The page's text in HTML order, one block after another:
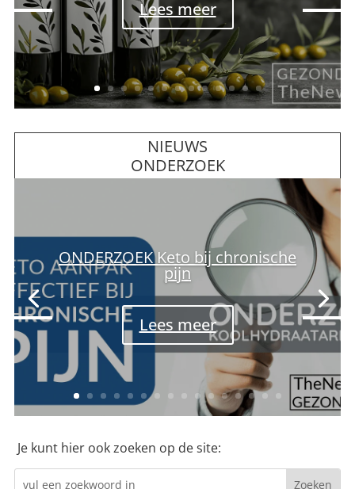
Lees meer
NIEUWS
ONDERZOEK
ONDERZOEK Lager LDL
gevaarlijk!
Lees meer
Je kunt hier ook zoeken op de site: